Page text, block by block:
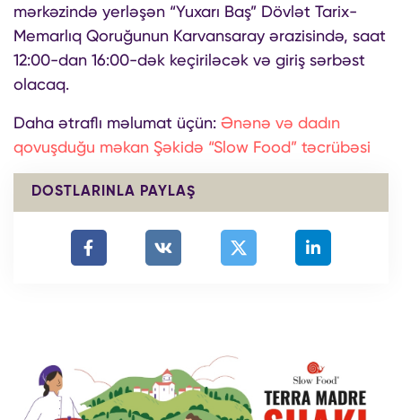
mərkəzində yerləşən “Yuxarı Baş” Dövlət Tarix-
Memarlıq Qoruğunun Karvansaray ərazisində, saat
12:00-dan 16:00-dək keçiriləcək və giriş sərbəst
olacaq.
Daha ətraflı məlumat üçün: Ənənə və dadın
qovuşduğu məkan Şəkidə “Slow Food” təcrübəsi
DOSTLARINLA PAYLAŞ